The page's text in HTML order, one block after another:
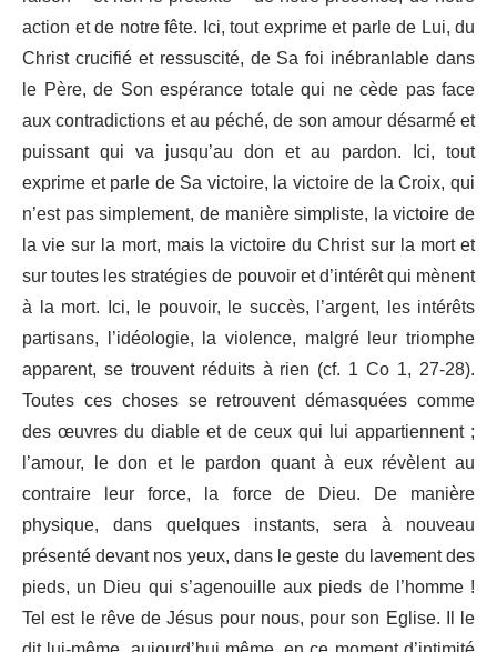
action et de notre fête. Ici, tout exprime et parle de Lui, du
Christ crucifié et ressuscité, de Sa foi inébranlable dans
le Père, de Son espérance totale qui ne cède pas face
aux contradictions et au péché, de son amour désarmé et
puissant qui va jusqu’au don et au pardon. Ici, tout
exprime et parle de Sa victoire, la victoire de la Croix, qui
n’est pas simplement, de manière simpliste, la victoire de
la vie sur la mort, mais la victoire du Christ sur la mort et
sur toutes les stratégies de pouvoir et d’intérêt qui mènent
à la mort. Ici, le pouvoir, le succès, l’argent, les intérêts
partisans, l’idéologie, la violence, malgré leur triomphe
apparent, se trouvent réduits à rien (cf. 1 Co 1, 27-28).
Toutes ces choses se retrouvent démasquées comme
des œuvres du diable et de ceux qui lui appartiennent ;
l’amour, le don et le pardon quant à eux révèlent au
contraire leur force, la force de Dieu. De manière
physique, dans quelques instants, sera à nouveau
présenté devant nos yeux, dans le geste du lavement des
pieds, un Dieu qui s’agenouille aux pieds de l’homme !
Tel est le rêve de Jésus pour nous, pour son Eglise. Il le